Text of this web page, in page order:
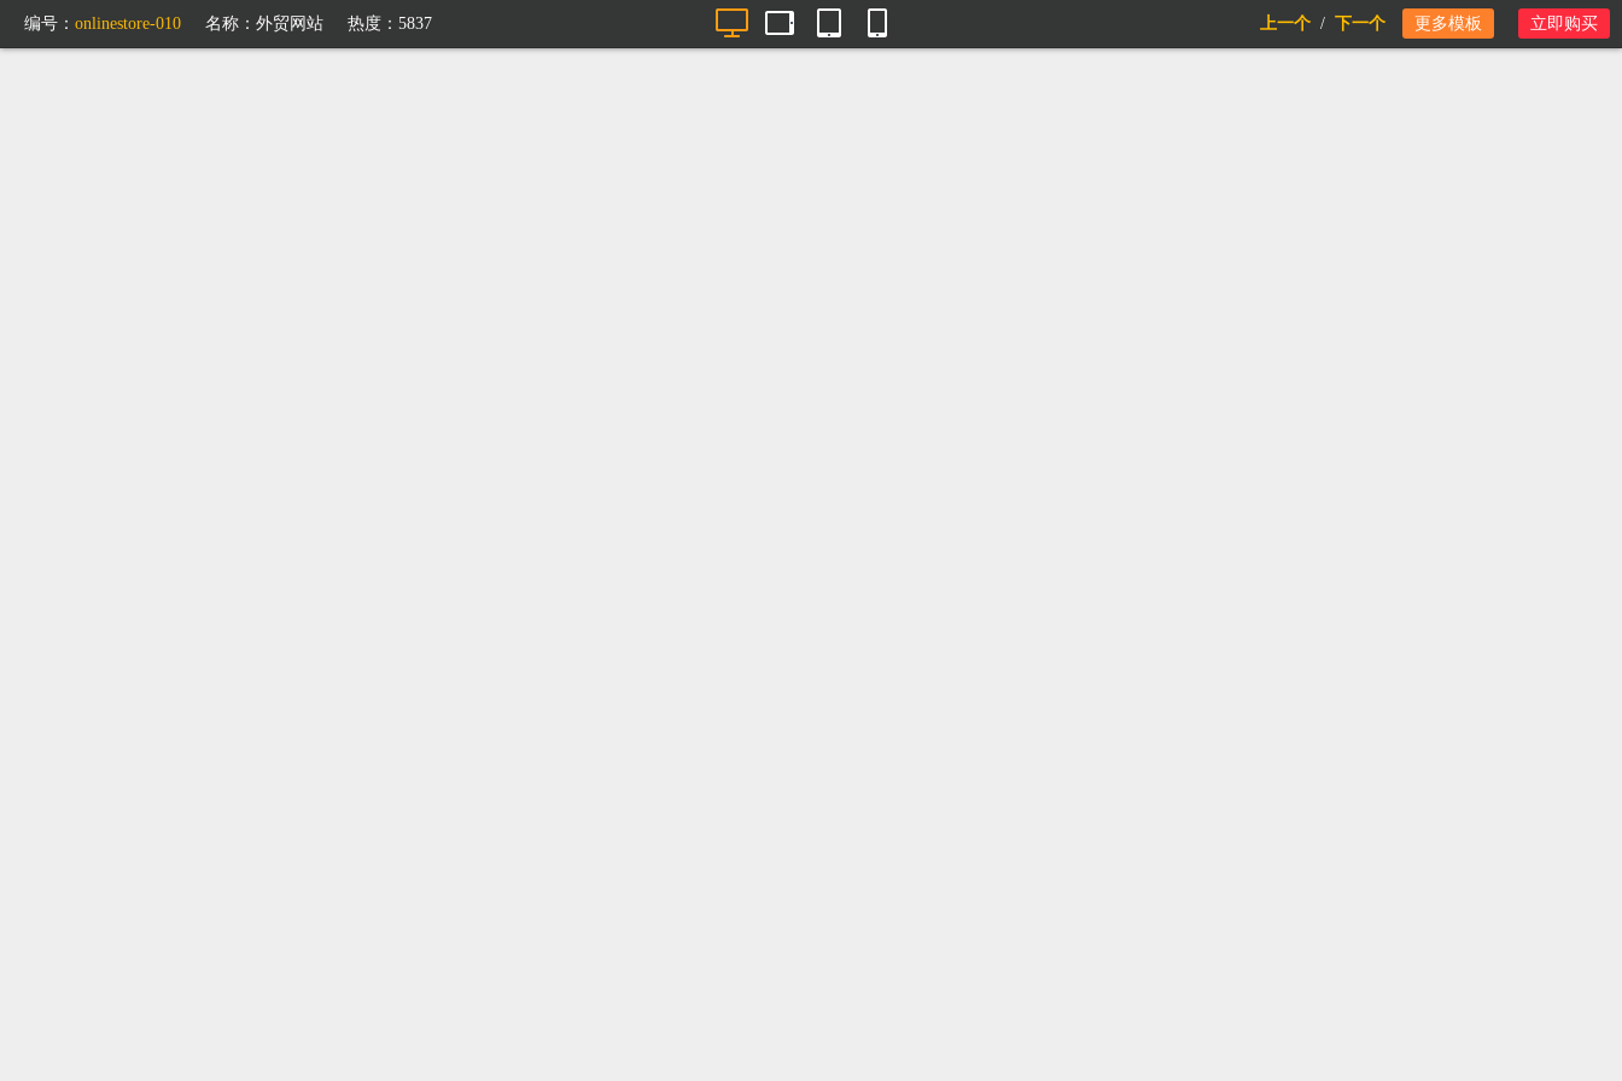
编号： onlinestore-010 名称： 外贸网站 热度：5837 上一个 / 下一个 更多模板 立即购买